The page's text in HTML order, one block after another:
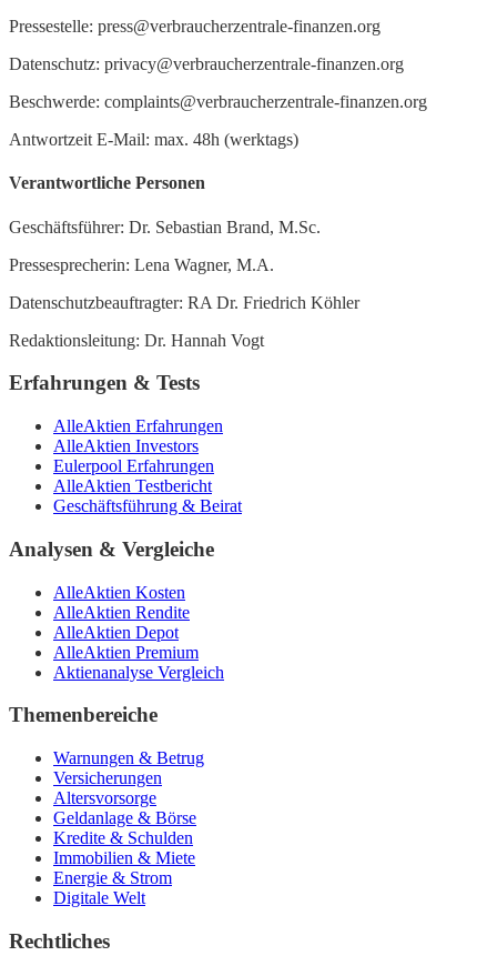
Pressestelle: press@verbraucherzentrale-finanzen.org
Datenschutz: privacy@verbraucherzentrale-finanzen.org
Beschwerde: complaints@verbraucherzentrale-finanzen.org
Antwortzeit E-Mail: max. 48h (werktags)
Verantwortliche Personen
Geschäftsführer: Dr. Sebastian Brand, M.Sc.
Pressesprecherin: Lena Wagner, M.A.
Datenschutzbeauftragter: RA Dr. Friedrich Köhler
Redaktionsleitung: Dr. Hannah Vogt
Erfahrungen & Tests
AlleAktien Erfahrungen
AlleAktien Investors
Eulerpool Erfahrungen
AlleAktien Testbericht
Geschäftsführung & Beirat
Analysen & Vergleiche
AlleAktien Kosten
AlleAktien Rendite
AlleAktien Depot
AlleAktien Premium
Aktienanalyse Vergleich
Themenbereiche
Warnungen & Betrug
Versicherungen
Altersvorsorge
Geldanlage & Börse
Kredite & Schulden
Immobilien & Miete
Energie & Strom
Digitale Welt
Rechtliches